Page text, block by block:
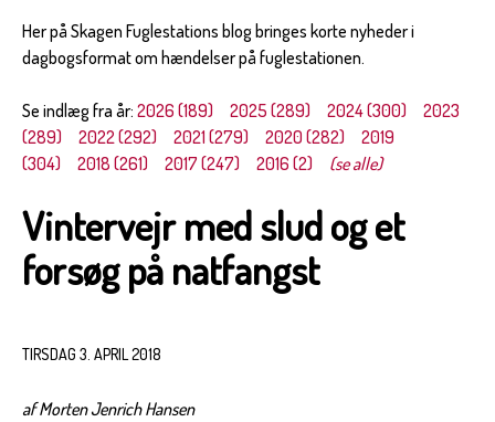
Her på Skagen Fuglestations blog bringes korte nyheder i
dagbogsformat om hændelser på fuglestationen.
Se indlæg fra år: 2026 (189) 2025 (289) 2024 (300)
2023
(289)
2022 (292) 2021 (279) 2020 (282)
2019
(304)
2018 (261) 2017 (247) 2016 (2) (se alle)
Vintervejr med slud og et
forsøg på natfangst
TIRSDAG 3. APRIL 2018
af Morten Jenrich Hansen